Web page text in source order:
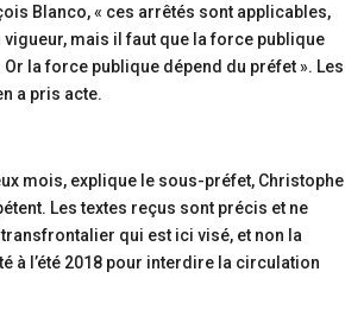
Blanco, « ces arrêtés sont applicables,
mais il faut que la force publique
la force publique dépend du préfet ». Les
a pris acte.
mois, explique le sous-préfet, Christophe
Les textes reçus sont précis et ne
qui est ici visé, et non la
à l’été 2018 pour interdire la circulation